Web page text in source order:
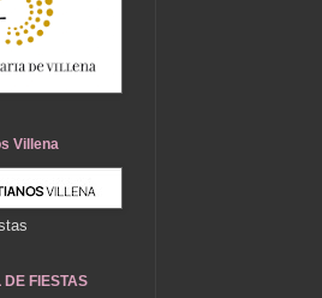
Villena
FIESTAS